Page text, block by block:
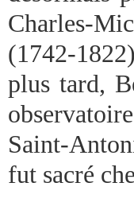
Charles-
(1742-
plus tard,
Saint-
fut sacré